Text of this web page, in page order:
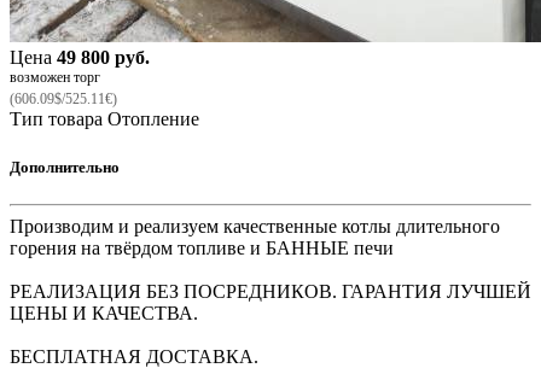
Цена 49 800 руб.
возможен торг
(606.09$/525.11€)
Тип товара Отопление
Дополнительно
Производим и реализуем качественные котлы длительного
горения на твёрдом топливе и БАННЫЕ печи
РЕАЛИЗАЦИЯ БЕЗ ПОСРЕДНИКОВ. ГАРАНТИЯ ЛУЧШЕЙ
ЦЕНЫ И КАЧЕСТВА.
БЕСПЛАТНАЯ ДОСТАВКА.